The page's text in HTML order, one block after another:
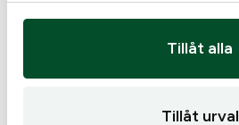
Tillåt alla
Tillåt urval
Sida 1 av 1
1 ›